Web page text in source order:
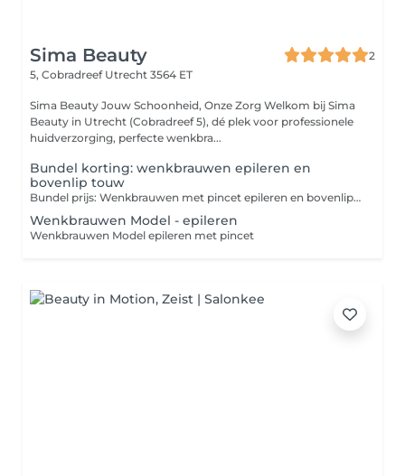
Sima Beauty
2
5, Cobradreef Utrecht 3564 ET
Sima Beauty Jouw Schoonheid, Onze Zorg Welkom bij Sima
Beauty in Utrecht (Cobradreef 5), dé plek voor professionele
huidverzorging, perfecte wenkbra...
Bundel korting: wenkbrauwen epileren en
bovenlip touw
Bundel prijs: Wenkbrauwen met pincet epileren en bovenlip met touw
Wenkbrauwen Model - epileren
Wenkbrauwen Model epileren met pincet